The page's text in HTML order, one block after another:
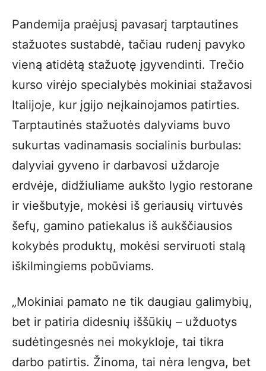
Pandemija praėjusį pavasarį tarptautines
stažuotes sustabdė, tačiau rudenį pavyko
vieną atidėtą stažuotę įgyvendinti. Trečio
kurso virėjo specialybės mokiniai stažavosi
Italijoje, kur įgijo neįkainojamos patirties.
Tarptautinės stažuotės dalyviams buvo
sukurtas vadinamasis socialinis burbulas:
dalyviai gyveno ir darbavosi uždaroje
erdvėje, didžiuliame aukšto lygio restorane
ir viešbutyje, mokėsi iš geriausių virtuvės
šefų, gamino patiekalus iš aukščiausios
kokybės produktų, mokėsi serviruoti stalą
iškilmingiems pobūviams.
„Mokiniai pamato ne tik daugiau galimybių,
bet ir patiria didesnių iššūkių – užduotys
sudėtingesnės nei mokykloje, tai tikra
darbo patirtis. Žinoma, tai nėra lengva, bet